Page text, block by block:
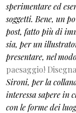
sperimentare ed
soggetti. Bene, un
post, fatto più di
sia, per un
presentare, nel
paesaggio!
Sironi, per la
interessa sapere in
con le forme dei